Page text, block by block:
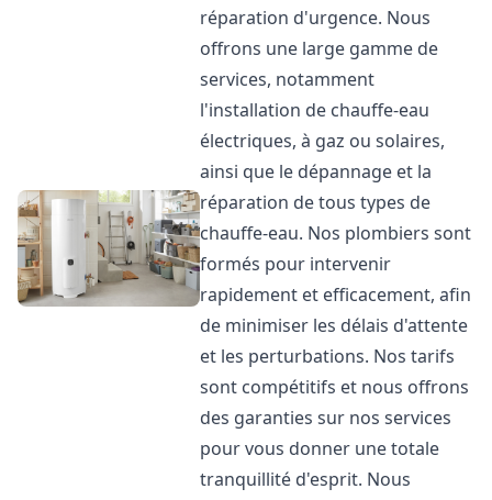
réparation d'urgence. Nous
offrons une large gamme de
services, notamment
l'installation de chauffe-eau
électriques, à gaz ou solaires,
ainsi que le dépannage et la
réparation de tous types de
chauffe-eau. Nos plombiers sont
formés pour intervenir
rapidement et efficacement, afin
de minimiser les délais d'attente
et les perturbations. Nos tarifs
sont compétitifs et nous offrons
des garanties sur nos services
pour vous donner une totale
tranquillité d'esprit. Nous